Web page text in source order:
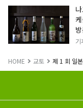
기
HOME 교토 제 1 회 일